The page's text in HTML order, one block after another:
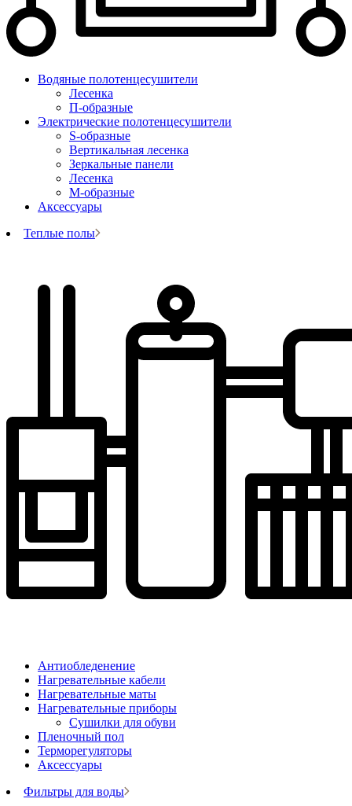
Водяные полотенцесушители
Лесенка
П-образные
Электрические полотенцесушители
S-образные
Вертикальная лесенка
Зеркальные панели
Лесенка
М-образные
Аксессуары
Теплые полы
Антиобледенение
Нагревательные кабели
Нагревательные маты
Нагревательные приборы
Сушилки для обуви
Пленочный пол
Терморегуляторы
Аксессуары
Фильтры для воды